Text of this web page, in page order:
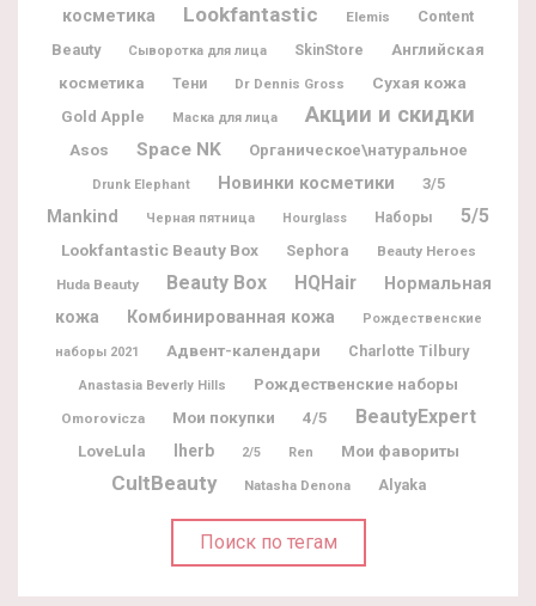
косметика
Lookfantastic Elemis
Content
Beauty
Сыворотка для лица SkinStore
Английская
косметика
Тени Dr Dennis Gross
Сухая кожа
Gold Apple
Маска для лица Акции и скидки
Asos Space NK Органическое\натуральное
Drunk Elephant Новинки косметики 3/5
Mankind Черная пятница Hourglass Наборы 5/5
Lookfantastic Beauty Box Sephora
Beauty Heroes
Huda Beauty
Beauty Box HQHair
Нормальная
кожа
Комбинированная кожа Рождественские
наборы 2021 Адвент-календари Charlotte Tilbury
Anastasia Beverly Hills Рождественские наборы
Omorovicza Мои покупки 4/5 BeautyExpert
LoveLula Iherb 2/5 Ren Мои фавориты
CultBeauty Natasha Denona Alyaka
Поиск по тегам